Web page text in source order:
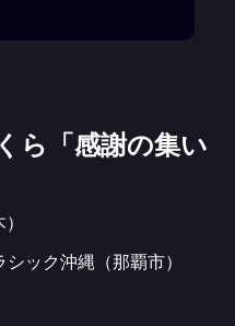
ら「感謝の集い
ック沖縄（那覇市）